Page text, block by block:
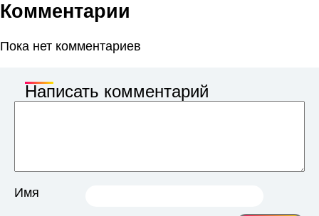
Комментарии
Пока нет комментариев
Написать комментарий
Имя